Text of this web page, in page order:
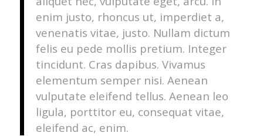
enim justo, rhoncus ut, imperdiet a,
venenatis vitae, justo. Nullam dictum
felis eu pede mollis pretium. Integer
tincidunt. Cras dapibus. Vivamus
elementum semper nisi. Aenean
vulputate eleifend tellus. Aenean leo
ligula, porttitor eu, consequat vitae,
eleifend ac, enim.